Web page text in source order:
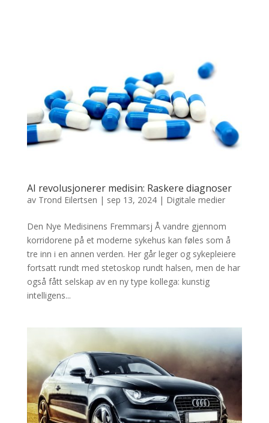
AI revolusjonerer medisin: Raskere diagnoser
av Trond Eilertsen | sep 13, 2024| Digitale medier
Den Nye Medisinens Fremmarsj Å vandre gjennom
korridorene på et moderne sykehus kan føles som å
tre inn i en annen verden. Her går leger og sykepleiere
fortsatt rundt med stetoskop rundt halsen, men de har
også fått selskap av en ny type kollega: kunstig
intelligens...